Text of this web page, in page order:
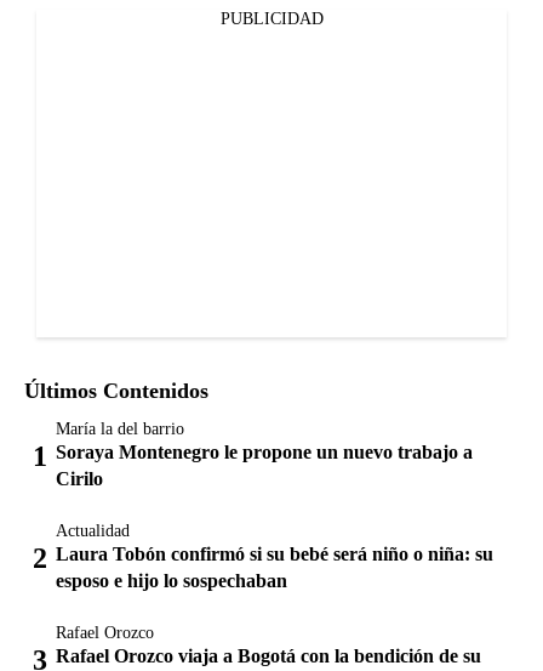
PUBLICIDAD
Últimos Contenidos
María la del barrio
Soraya Montenegro le propone un nuevo trabajo a
Cirilo
Actualidad
Laura Tobón confirmó si su bebé será niño o niña: su
esposo e hijo lo sospechaban
Rafael Orozco
Rafael Orozco viaja a Bogotá con la bendición de su